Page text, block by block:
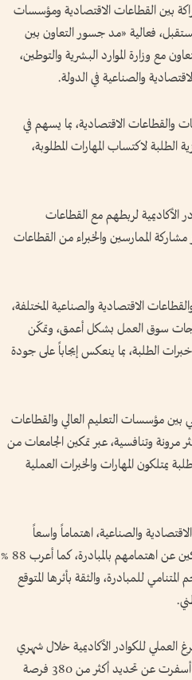
بين القطاعات الاقتصادية ومؤسسات
فعالية «مد جسور التعاون بين
مع وزارة الموارد البشرية والتوطين،
والقطاعات الاقتصادية، بما يسهم في
الطلبة لاكتساب المهارات المطلوبة،
الأكاديمية لربطهم مع القطاعات
الممارسين والخبراء من القطاعات
الاقتصادية والصناعية المختلفة،
سوق العمل بشكل أعمق، وتمكّن
الطلبة، بما ينعكس إيجاباً على جودة
بين مؤسسات التعليم العالي والقطاعات
مرونة وتنافسية، عبر تمكين الجامعات من
يمتلكون المهارات والخبرات العملية
والصناعية، اهتماماً واسعاً
ببرنامج التفرغ العملي للكوادر الأكاديمية، حيث أعرب 84 % من المشاركين عن اهتمامهم بالمبادرة، كما أعرب 88 %
التجريبية لعام 2026، بما يعكس الزخم المتنامي للمبادرة، والثقة بأثرها المتوقع
للكوادر الأكاديمية خلال شهري
فبراير ومايو، بمشاركة 42 جهة، تمثل 11 قطاعاً اقتصادياً وصناعياً حيوياً، أسفرت عن تحديد أكثر من 380 فرصة